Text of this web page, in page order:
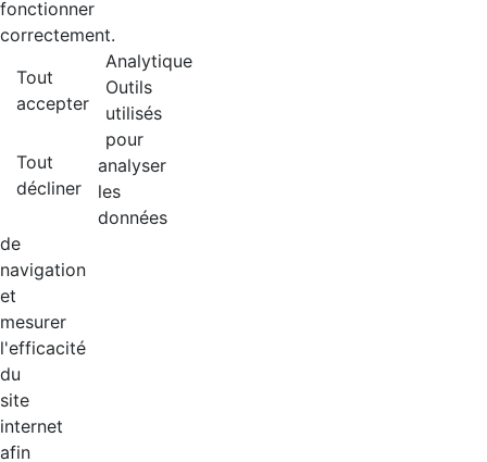
fonctionner
correctement.
Tout
accepter
Tout
décliner
Analytique
Outils
utilisés
pour
analyser
les
données
de
navigation
et
mesurer
l'efficacité
du
site
internet
afin